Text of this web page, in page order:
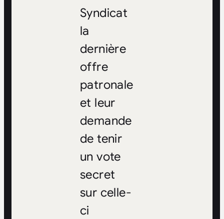
Syndicat
la
dernière
offre
patronale
et leur
demande
de tenir
un vote
secret
sur celle-
ci